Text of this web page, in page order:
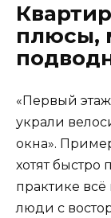
плюсы,
«Первый
украли
окна».
хотят быстро
практике всё
люди с